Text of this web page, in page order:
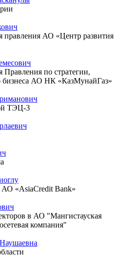
правления АО «Центр развития
Правления по стратегии,
бизнеса АО НК «КазМунайГаз»
ТЭЦ-3
АО «AsiaCredit Bank»
в АО "Мангистауская
компания"